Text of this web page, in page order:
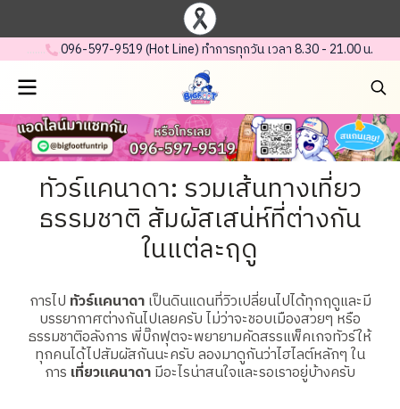
....... .096-597-95 19 (Hot Line) ทำการทุกวัน เวลา 8.30 - 21.00 น.
ทัวร์แคนาดา: รวมเส้นทางเที่ยว
ธรรมชาติ สัมผัสเสน่ห์ที่ต่างกัน
ในแต่ละฤดู
การไป ทัวร์แคนาดาเป็นดินแดนที่วิวเปลี่ยนไปได้ทุกฤดูและมี
บรรยากาศต่างกันไปเลยครับ ไม่ว่าจะชอบเมืองสวยๆ หรือ
ธรรมชาติอลังการ พี่บิ๊กฟุตจะพยายามคัดสรรแพ็คเกจทัวร์ให้
ทุกคนได้ไปสัมผัสกันนะครับ ลองมาดูกันว่าไฮไลต์หลักๆ ใน
การ เที่ยวแคนาดามีอะไรน่าสนใจและรอเราอยู่บ้างครับ